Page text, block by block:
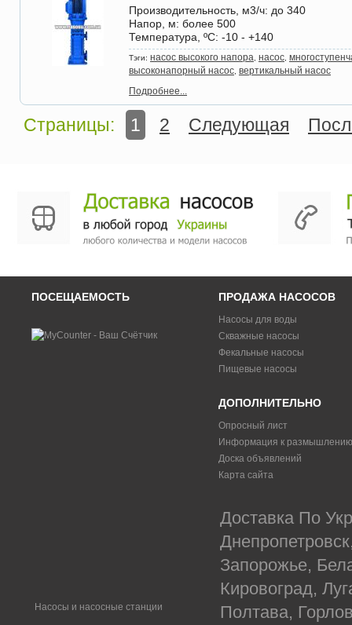
Производительность, м3/ч: до 340
Напор, м: более 500
Температура, ºС: -10 - +140
Тэги: насос высокого напора насос
высоконапорный насос вертикальный насос
Подробнее...
Страницы: 1 2 Следующая
ПОСЕЩАЕМОСТЬ ПРОДАЖА НАСОСОВ
Насосы для воды
Скважные насосы
Фекальные насосы
Пищевые насосы
ДОПОЛНИТЕЛЬНО
Опросный лист
Информация к размышлению
Доска объявлений
Карта сайта
Насосы и насосные станции
Доставка По
Запорожье,
Кировоград,
Полтава,